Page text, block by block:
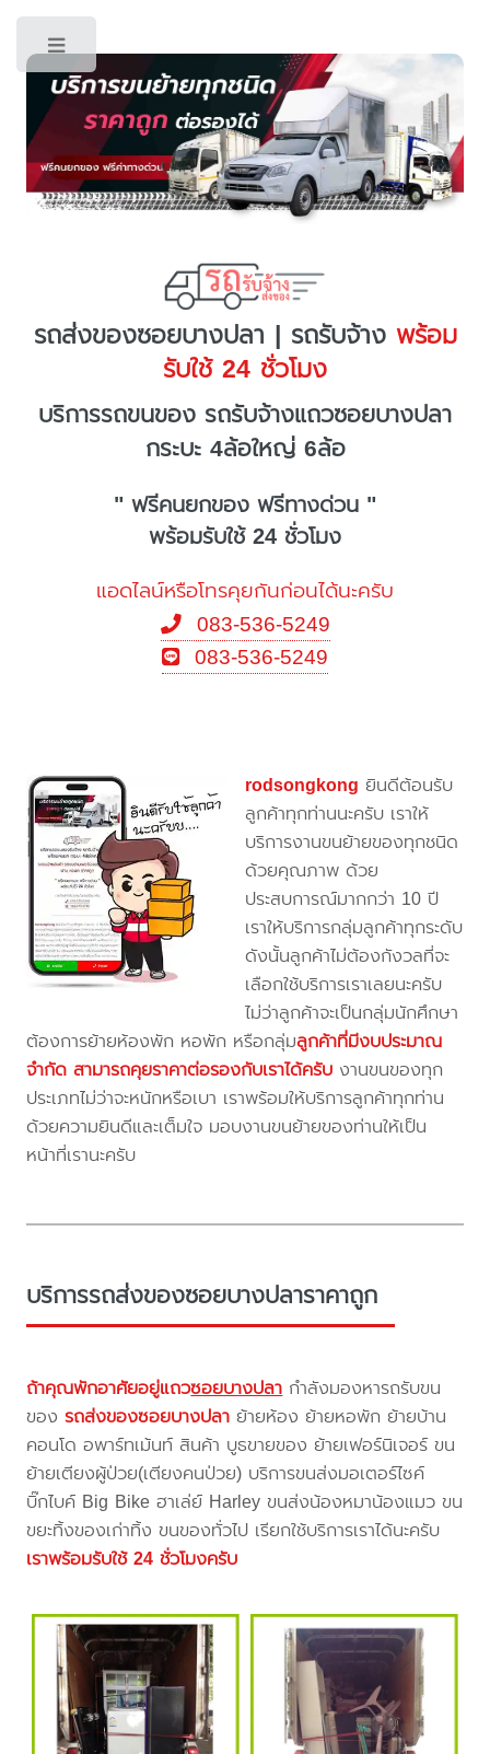
รถส่งของซอยบางปลา | รถรับจ้างพร้อม
รับใช้ 24 ชั่วโมง
บริการรถขนของ รถรับจ้างแถวซอยบางปลา
กระบะ 4ล้อใหญ่ 6ล้อ
" ฟรีคนยกของ ฟรีทางด่วน "
พร้อมรับใช้ 24 ชั่วโมง
แอดไลน์หรือโทรคุยกันก่อนได้นะครับ
083-536-5249
083-536-5249
rodsongkong ยินดีต้อนรับ
ลูกค้าทุกท่านนะครับ เราให้
บริการงานขนย้ายของทุกชนิด
ด้วยคุณภาพ ด้วย
ประสบการณ์มากกว่า 10 ปี
เราให้บริการกลุ่มลูกค้าทุกระดับ
ดังนั้นลูกค้าไม่ต้องกังวลที่จะ
เลือกใช้บริการเราเลยนะครับ
ไม่ว่าลูกค้าจะเป็นกลุ่มนักศึกษา
ต้องการย้ายห้องพัก หอพัก หรือกลุ่มลูกค้าที่มีงบประมาณ
จำกัด สามารถคุยราคาต่อรองกับเราได้ครับ งานขนของทุก
ประเภทไม่ว่าจะหนักหรือเบา เราพร้อมให้บริการลูกค้าทุกท่าน
ด้วยความยินดีและเต็มใจ มอบงานขนย้ายของท่านให้เป็น
หน้าที่เรานะครับ
บริการรถส่งของซอยบางปลาราคาถูก
ถ้าคุณพักอาศัยอยู่แถวซอยบางปลา กำลังมองหารถรับขน
ของรถส่งของซอยบางปลา ย้ายห้อง ย้ายหอพัก ย้ายบ้าน
คอนโด อพาร์ทเม้นท์ สินค้า บูธขายของ ย้ายเฟอร์นิเจอร์ ขน
ย้ายเตียงผู้ป่วย(เตียงคนป่วย) บริการขนส่งมอเตอร์ไซค์
บิ๊กไบค์ Big Bike ฮาเล่ย์ Harley ขนส่งน้องหมาน้องแมว ขน
ขยะทิ้งของเก่าทิ้ง ขนของทั่วไป เรียกใช้บริการเราได้นะครับ
เราพร้อมรับใช้ 24 ชั่วโมงครับ
Toggle